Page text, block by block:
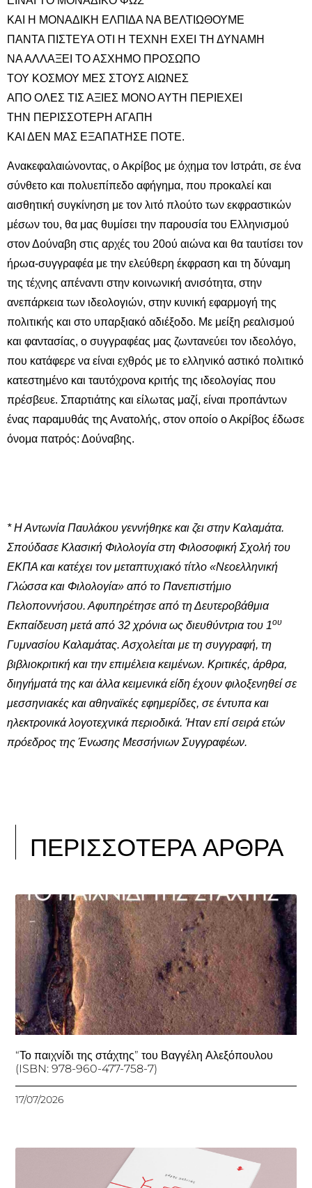
ΚΑΙ Η ΜΟΝΑΔΙΚΗ ΕΛΠΙΔΑ ΝΑ ΒΕΛΤΙΩΘΟΥΜΕ
ΠΑΝΤΑ ΠΙΣΤΕΥΑ ΟΤΙ Η ΤΕΧΝΗ ΕΧΕΙ ΤΗ ΔΥΝΑΜΗ
ΝΑ ΑΛΛΑΞΕΙ ΤΟ ΑΣΧΗΜΟ ΠΡΟΣΩΠΟ
ΤΟΥ ΚΟΣΜΟΥ ΜΕΣ ΣΤΟΥΣ ΑΙΩΝΕΣ
ΑΠΟ ΟΛΕΣ ΤΙΣ ΑΞΙΕΣ ΜΟΝΟ ΑΥΤΗ ΠΕΡΙΕΧΕΙ
ΤΗΝ ΠΕΡΙΣΣΟΤΕΡΗ ΑΓΑΠΗ
ΚΑΙ ΔΕΝ ΜΑΣ ΕΞΑΠΑΤΗΣΕ ΠΟΤΕ.
Ανακεφαλαιώνοντας, ο Ακρίβος με όχημα τον Ιστράτι, σε ένα
σύνθετο και πολυεπίπεδο αφήγημα, που προκαλεί και
αισθητική συγκίνηση με τον λιτό πλούτο των εκφραστικών
μέσων του, θα μας θυμίσει την παρουσία του Ελληνισμού
στον Δούναβη στις αρχές του 20ού αιώνα και θα ταυτίσει τον
ήρωα-συγγραφέα με την ελεύθερη έκφραση και τη δύναμη
της τέχνης απέναντι στην κοινωνική ανισότητα, στην
ανεπάρκεια των ιδεολογιών, στην κυνική εφαρμογή της
πολιτικής και στο υπαρξιακό αδιέξοδο. Με μείξη ρεαλισμού
και φαντασίας, ο συγγραφέας μας ζωντανεύει τον ιδεολόγο,
που κατάφερε να είναι εχθρός με το ελληνικό αστικό πολιτικό
κατεστημένο και ταυτόχρονα κριτής της ιδεολογίας που
πρέσβευε. Σπαρτιάτης και είλωτας μαζί, είναι προπάντων
ένας παραμυθάς της Ανατολής, στον οποίο ο Ακρίβος έδωσε
όνομα πατρός: Δούναβης.
* Η Αντωνία Παυλάκου γεννήθηκε και ζει στην Καλαμάτα.
Σπούδασε Κλασική Φιλολογία στη Φιλοσοφική Σχολή του
ΕΚΠΑ και κατέχει τον μεταπτυχιακό τίτλο «Νεοελληνική
Γλώσσα και Φιλολογία» από το Πανεπιστήμιο
Πελοποννήσου. Αφυπηρέτησε από τη Δευτεροβάθμια
Εκπαίδευση μετά από 32 χρόνια ως διευθύντρια του 1ου
Γυμνασίου Καλαμάτας. Ασχολείται με τη συγγραφή, τη
βιβλιοκριτική και την επιμέλεια κειμένων. Κριτικές, άρθρα,
διηγήματά της και άλλα κειμενικά είδη έχουν φιλοξενηθεί σε
μεσσηνιακές και αθηναϊκές εφημερίδες, σε έντυπα και
ηλεκτρονικά λογοτεχνικά περιοδικά. Ήταν επί σειρά ετών
πρόεδρος της Ένωσης Μεσσήνιων Συγγραφέων.
ΠΕΡΙΣΣΟΤΕΡΑ ΑΡΘΡΑ
“Το παιχνίδι της στάχτης” του Βαγγέλη Αλεξόπουλου
(ISBN: 978-960-477-758-7)
17/07/2026